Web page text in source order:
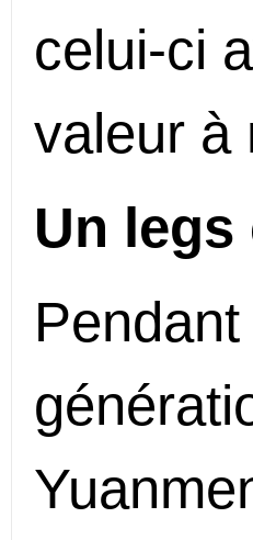
celui-ci
valeur à
Un